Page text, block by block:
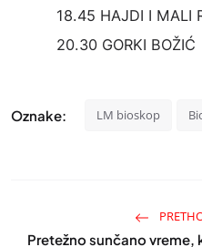
18.45 HAJDI I MALI
20.30 GORKI BOŽIĆ
Oznake: LM bioskop
Pretežno sunčano